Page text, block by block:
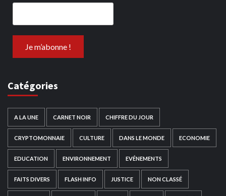
Catégories
A LA UNE CARNET NOIR CHIFFRE DU JOUR
CRYPTOMONNAIE CULTURE DANS LE MONDE ECONOMIE
EDUCATION ENVIRONNEMENT EVÉNEMENTS
FAITS DIVERS FLASH INFO JUSTICE NON CLASSÉ